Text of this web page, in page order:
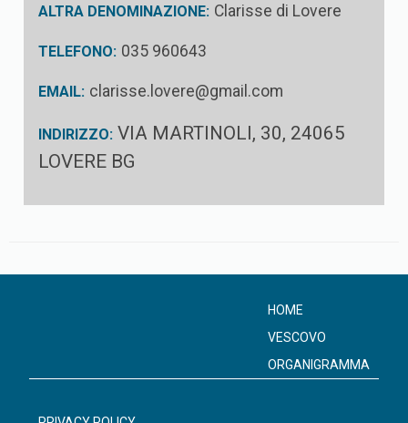
ALTRA DENOMINAZIONE: Clarisse di Lovere
TELEFONO: 035 960643
EMAIL: clarisse.lovere@gmail.com
INDIRIZZO: VIA MARTINOLI, 30, 24065
LOVERE BG
HOME
VESCOVO
ORGANIGRAMMA